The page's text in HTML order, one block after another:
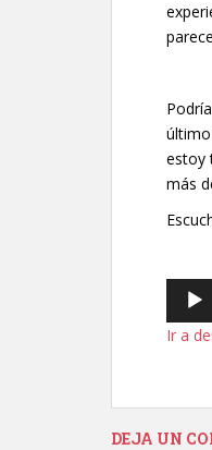
estoy
más
audio
Ir a
DEJA UN